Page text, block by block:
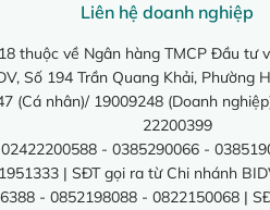
Liên hệ doanh nghiệp
thuộc về Ngân hàng TMCP Đầu tư
Số 194 Trần Quang Khải, Phường
(Cá nhân)/ 19009248 (Doanh
22200399
02422200588 - 0385290066 -
| SĐT gọi ra từ Chi nhánh
- 0852198088 - 0822150068 |